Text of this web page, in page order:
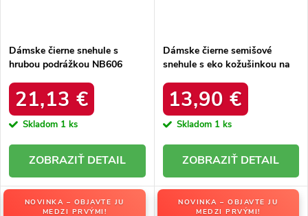
Dámske čierne snehule s
hrubou podrážkou NB606
21,13 €
Skladom 1 ks
DETAIL
Dámske čierne semišové
snehule s eko kožušinkou na
BLACK
13,90 €
Skladom 1 ks
DETAIL
NOVINKA – OBJAVTE JU
MEDZI PRVÝMI!
NOVINKA – OBJAVTE JU
MEDZI PRVÝMI!